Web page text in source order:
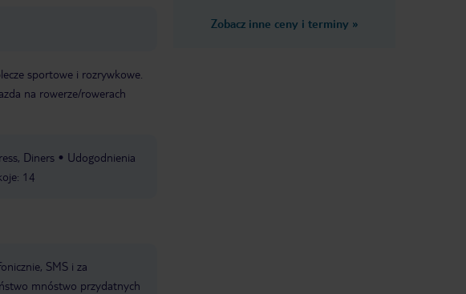
sportowe i rozrywkowe.
na rowerze/rowerach
Diners
Udogodnienia
14
SMS i za
mnóstwo przydatnych
Zobacz inne ceny i terminy »